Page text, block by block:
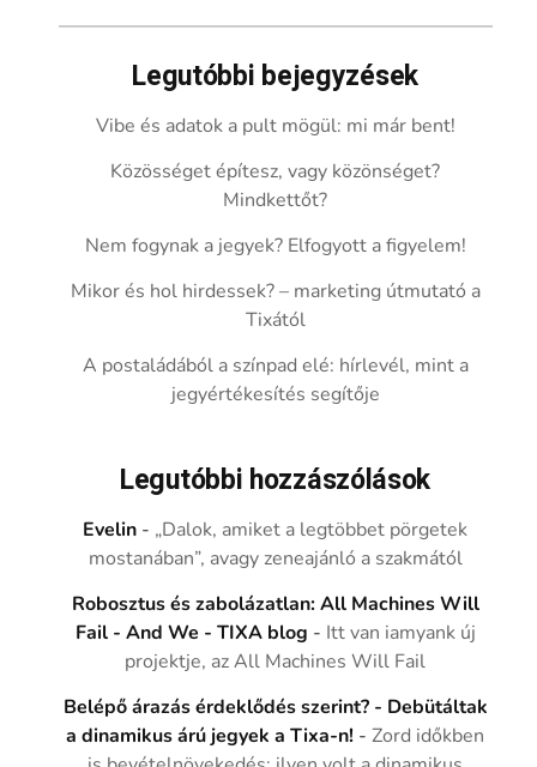
Legutóbbi bejegyzések
Vibe és adatok a pult mögül: mi már bent!
Közösséget építesz, vagy közönséget?
Mindkettőt?
Nem fogynak a jegyek? Elfogyott a figyelem!
Mikor és hol hirdessek? – marketing útmutató a
Tixától
A postaládából a színpad elé: hírlevél, mint a
jegyértékesítés segítője
Legutóbbi hozzászólások
Evelin - „Dalok, amiket a legtöbbet pörgetek
mostanában”, avagy zeneajánló a szakmától
Robosztus és zabolázatlan: All Machines Will
Fail - And We - TIXA blog - Itt van iamyank új
projektje, az All Machines Will Fail
Belépő árazás érdeklődés szerint? - Debütáltak
a dinamikus árú jegyek a Tixa-n! -Zord időkben